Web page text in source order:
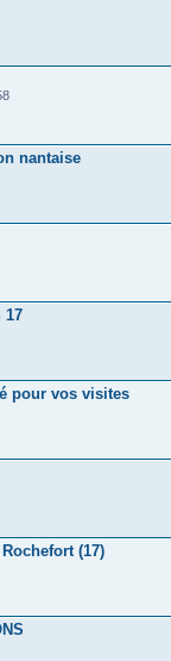
nantaise
17
pour vos visites
(17)